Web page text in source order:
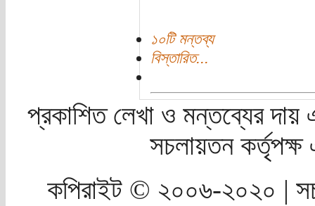
১০টি মন্তব্য
বিস্তারিত...
প্রকাশিত লেখা ও মন্তব্যের দায়
সচলায়তন
কপিরাইট © ২০০৬-২০২০ |